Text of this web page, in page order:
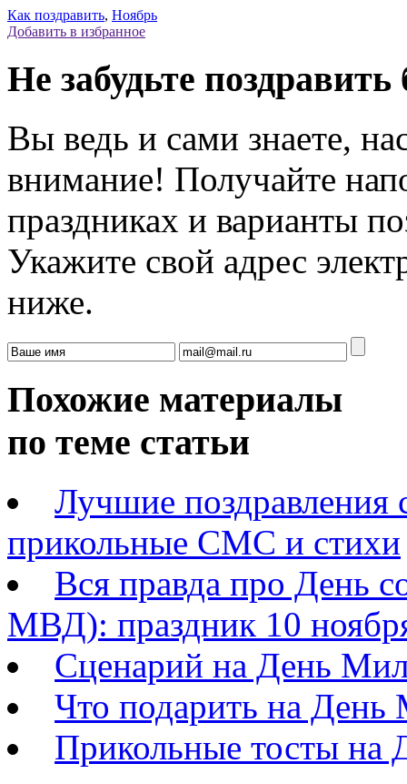
Как поздравить, Ноябрь
Добавить в избранное
Не забудьте
Вы ведь и сами знаете,
внимание! Получайте
праздниках и варианты
Укажите свой адрес
ниже.
Похожие материалы
по теме статьи
Лучшие
прикольные СМС и стихи
Вся правда про День
МВД): праздник 10
Сценарий на День
Что подарить на
Прикольные тосты